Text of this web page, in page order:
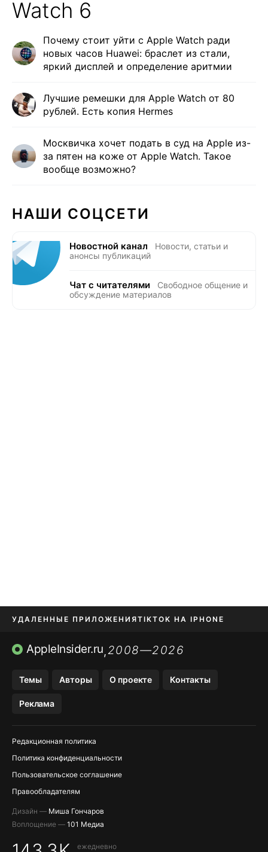
Watch 6
Почему стоит уйти с Apple Watch ради
новых часов Huawei: браслет из стали,
яркий дисплей и определение аритмии
Лучшие ремешки для Apple Watch от 80
рублей. Есть копия Hermes
Москвичка хочет подать в суд на Apple из-
за пятен на коже от Apple Watch. Такое
вообще возможно?
НАШИ СОЦСЕТИ
Новостной канал
Новости, статьи и
анонсы публикаций
Чат с читателями
Свободное общение и
обсуждение материалов
УДАЛЕННЫЕ ПРИЛОЖЕНИЯTIKTOK НА IPHONE
ПРИЛОЖЕНИЯ БЕЗ APP STORE
AppleInsider.ru,2008—2026
Темы Авторы О проекте Контакты
Реклама
Редакционная политика
Политика конфиденциальности
Пользовательское соглашение
Правообладателям
Дизайн — Миша Гончаров
Воплощение — 101 Медиа
ежедневно